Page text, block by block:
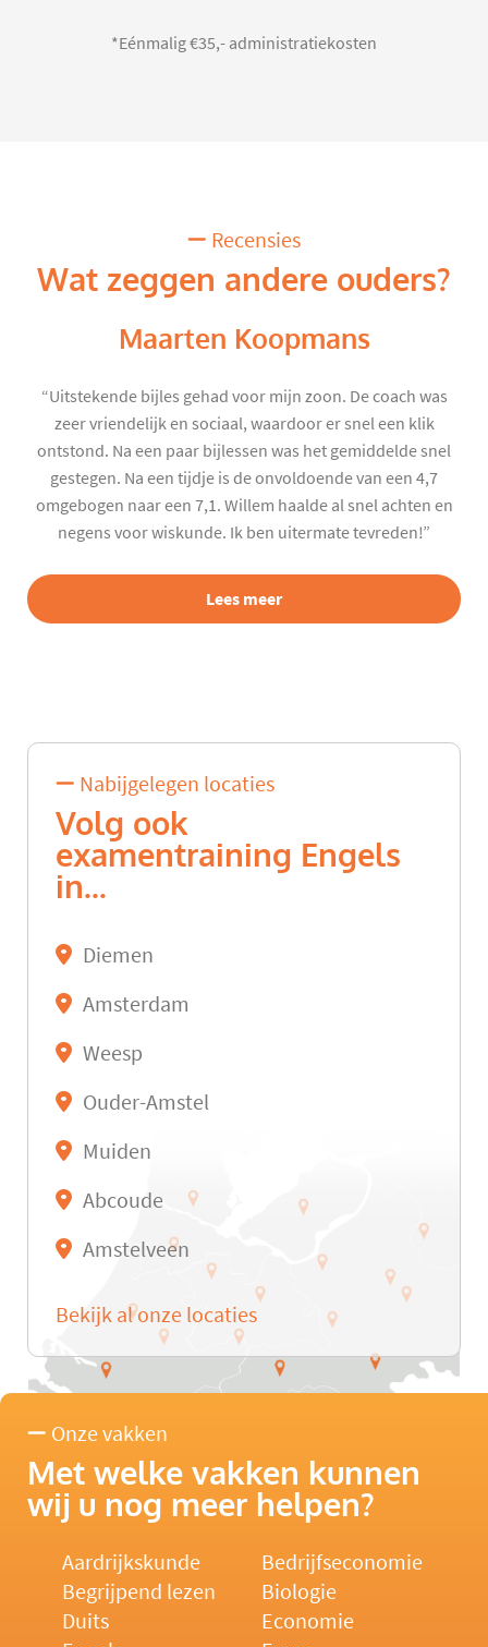
*Eénmalig €35,- administratiekosten
Recensies
Wat zeggen andere ouders?
Maarten Koopmans
“Uitstekende bijles gehad voor mijn zoon. De coach was
zeer vriendelijk en sociaal, waardoor er snel een klik
ontstond. Na een paar bijlessen was het gemiddelde snel
gestegen. Na een tijdje is de onvoldoende van een 4,7
omgebogen naar een 7,1. Willem haalde al snel achten en
negens voor wiskunde. Ik ben uitermate tevreden!”
Lees meer
Nabijgelegen locaties
Volg ook
examentraining Engels
in...
Diemen
Amsterdam
Weesp
Ouder-Amstel
Muiden
Abcoude
Amstelveen
Bekijk al onze locaties
Onze vakken
Met welke vakken kunnen
wij u nog meer helpen?
Aardrijkskunde
Bedrijfseconomie
Begrijpend lezen
Biologie
Duits
Economie